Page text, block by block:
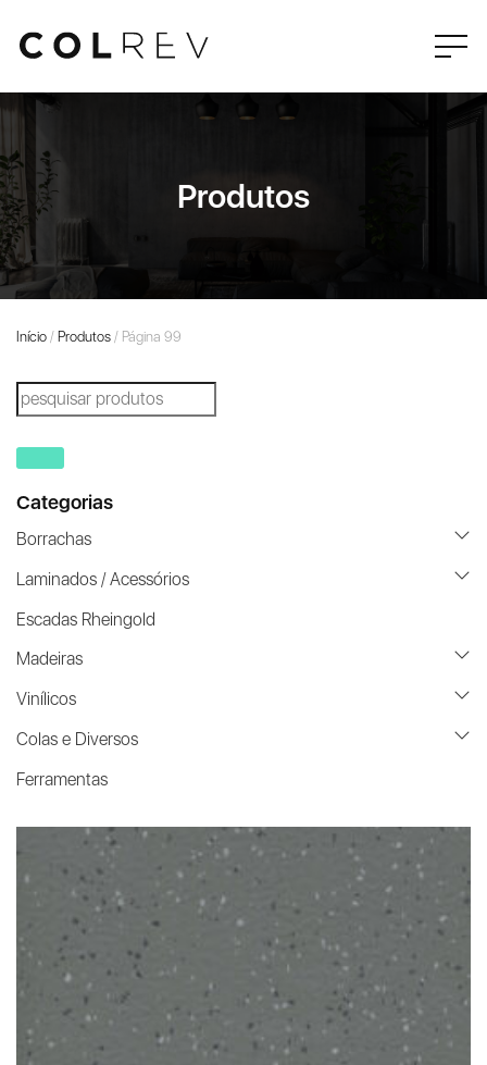
Produtos
Início / Produtos / Página 99
Products
search
Categorias
Borrachas
Laminados / Acessórios
Escadas Rheingold
Madeiras
Vinílicos
Colas e Diversos
Ferramentas